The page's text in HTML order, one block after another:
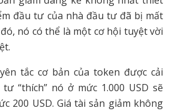
đầu tư của nhà đầu tư đã bị mất
nó có thể là một cơ hội tuyệt vời
tắc cơ bản của token được cải
“thích” nó ở mức 1.000 USD sẽ
200 USD. Giá tài sản giảm không